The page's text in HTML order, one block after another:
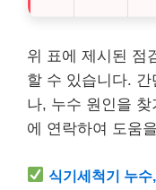
위 표에 제시된 점
할 수 있습니다.
나, 누수 원인을
에 연락하여 도움
식기세척기 누